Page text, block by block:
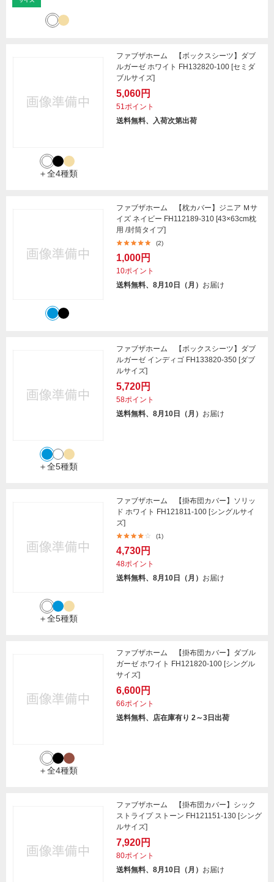
＋全4種類
ファブザホーム 【ボックスシーツ】ダブ
ルガーゼ ホワイト FH132820-100 [セミダ
ブルサイズ]
5,060円
51ポイント
送料無料、入荷次第出荷
ファブザホーム 【枕カバー】ジニア Ｍサ
イズ ネイビー FH112189-310 [43×63cm枕
用 /封筒タイプ]
(2)
1,000円
10ポイント
送料無料、8月10日（月） お届け
＋全5種類
ファブザホーム 【ボックスシーツ】ダブ
ルガーゼ インディゴ FH133820-350 [ダブ
ルサイズ]
5,720円
58ポイント
送料無料、8月10日（月） お届け
＋全5種類
ファブザホーム 【掛布団カバー】ソリッ
ド ホワイト FH121811-100 [シングルサイ
ズ]
(1)
4,730円
48ポイント
送料無料、8月10日（月） お届け
＋全4種類
ファブザホーム 【掛布団カバー】ダブル
ガーゼ ホワイト FH121820-100 [シングル
サイズ]
6,600円
66ポイント
送料無料、店在庫有り 2～3日出荷
ファブザホーム 【掛布団カバー】シック
ストライプ ストーン FH121151-130 [シング
ルサイズ]
7,920円
80ポイント
送料無料、8月10日（月） お届け